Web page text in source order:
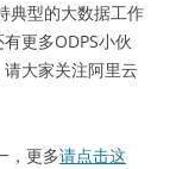
典型的大数据工作
更多ODPS小伙
大家关注阿里云
，更多请点击这